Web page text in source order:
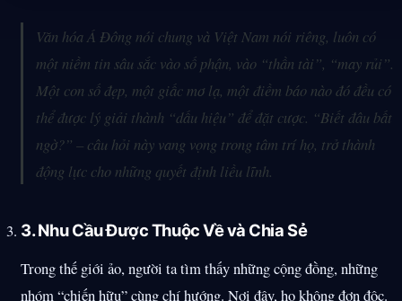
Văn hóa Á Đông nói chung và Việt Nam nói riêng, luôn có
một niềm tin sâu sắc vào số phận, vào “thần tài”, “may rủi”.
Một con số đẹp, một giấc mơ lạ, một điềm báo nào đó đều có
thể được lý giải thành “dấu hiệu” để đặt cược. “Biết đâu bất
ngờ?” – câu hỏi này vang vọng trong tâm trí họ, trở thành
động lực cho những quyết định liều lĩnh.
3. Nhu Cầu Được Thuộc Về và Chia Sẻ
Trong thế giới ảo, người ta tìm thấy những cộng đồng, những
nhóm “chiến hữu” cùng chí hướng. Nơi đây, họ không đơn độc.